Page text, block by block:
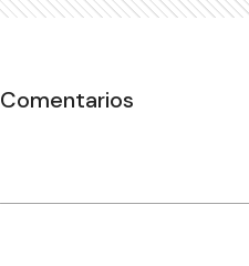
Comentarios